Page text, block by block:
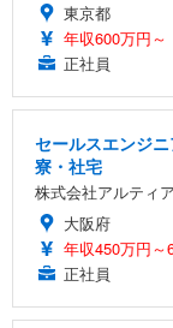
東京都
年収600万円～
正社員
セールスエンジ
寮・社宅
株式会社アルティア
大阪府
年収450万円～
正社員